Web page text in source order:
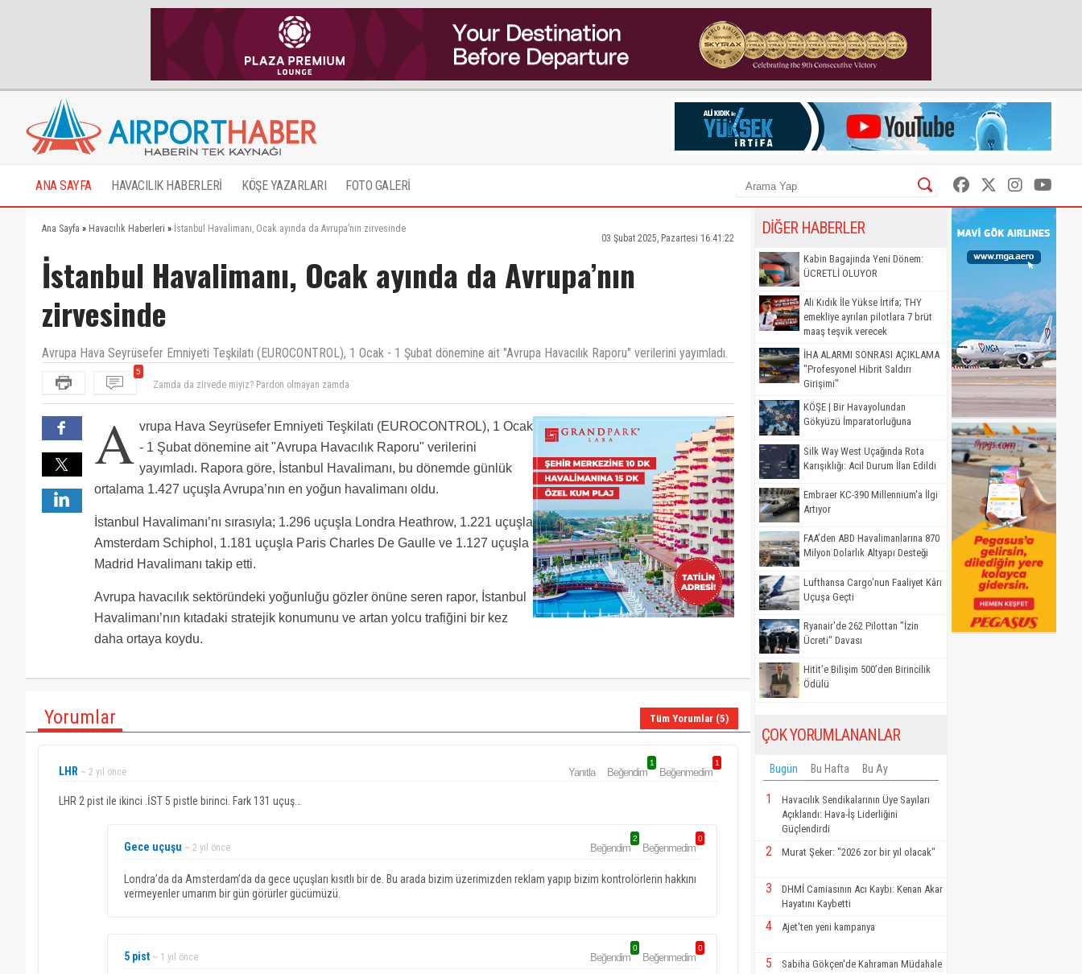
ANA SAYFA HAVACILIK HABERLERİ KÖŞE YAZARLARI FOTO GALERİ
Ana Sayfa » Havacılık Haberleri » İstanbul Havalimanı, Ocak ayında da Avrupa’nın zirvesinde
03 Şubat 2025, Pazartesi 16:41:22
İstanbul Havalimanı, Ocak ayında da Avrupa’nın
zirvesinde
Avrupa Hava Seyrüsefer Emniyeti Teşkilatı (EUROCONTROL), 1 Ocak - 1 Şubat dönemine ait "Avrupa Havacılık Raporu" verilerini yayımladı.
5
Ta.. devlete ödemesi gereken para varsa neden öteleniyor neden !
LHR 2 pist ile ikinci .İST 5 pistle birinci. Fark 131 uçuş…
A vrupa Hava Seyrüsefer Emniyeti Teşkilatı (EUROCONTROL), 1 Ocak
- 1 Şubat dönemine ait "Avrupa Havacılık Raporu" verilerini
yayımladı. Rapora göre, İstanbul Havalimanı, bu dönemde günlük
ortalama 1.427 uçuşla Avrupa’nın en yoğun havalimanı oldu.
İstanbul Havalimanı’nı sırasıyla; 1.296 uçuşla Londra Heathrow, 1.221 uçuşla
Amsterdam Schiphol, 1.181 uçuşla Paris Charles De Gaulle ve 1.127 uçuşla
Madrid Havalimanı takip etti.
Avrupa havacılık sektöründeki yoğunluğu gözler önüne seren rapor, İstanbul
Havalimanı’nın kıtadaki stratejik konumunu ve artan yolcu trafiğini bir kez
daha ortaya koydu.
Yorumlar Tüm Yorumlar (5)
LHR ~ 2 yıl önce Yanıtla Beğendim
1
Beğenmedim
1
LHR 2 pist ile ikinci .İST 5 pistle birinci. Fark 131 uçuş…
Gece uçuşu ~ 2 yıl önce Beğendim
2
Beğenmedim
0
Londra’da da Amsterdam’da da gece uçuşları kısıtlı bir de. Bu arada bizim üzerimizden reklam yapıp bizim kontrolörlerin hakkını
vermeyenler umarım bir gün görürler gücümüzü.
5 pist ~ 1 yıl önce Beğendim
0
Beğenmedim
0
DİĞER HABERLER
Kabin Bagajında Yeni Dönem:
ÜCRETLİ OLUYOR
Ali Kıdık İle Yükse İrtifa; THY
emekliye ayrılan pilotlara 7 brüt
maaş teşvik verecek
İHA ALARMI SONRASI AÇIKLAMA
"Profesyonel Hibrit Saldırı
Girişimi"
KÖŞE | Bir Havayolundan
Gökyüzü İmparatorluğuna
Silk Way West Uçağında Rota
Karışıklığı: Acil Durum İlan Edildi
Embraer KC-390 Millennium'a İlgi
Artıyor
FAA’den ABD Havalimanlarına 870
Milyon Dolarlık Altyapı Desteği
Lufthansa Cargo’nun Faaliyet Kârı
Uçuşa Geçti
Ryanair'de 262 Pilottan "İzin
Ücreti" Davası
Hitit’e Bilişim 500’den Birincilik
Ödülü
ÇOK YORUMLANANLAR
Bugün Bu Hafta Bu Ay
1
Havacılık Sendikalarının Üye Sayıları
Açıklandı: Hava-İş Liderliğini
Güçlendirdi
2 Murat Şeker: "2026 zor bir yıl olacak"
3
DHMİ Camiasının Acı Kaybı: Kenan Akar
Hayatını Kaybetti
4 Ajet'ten yeni kampanya
5 Sabiha Gökçen'de Kahraman Müdahale